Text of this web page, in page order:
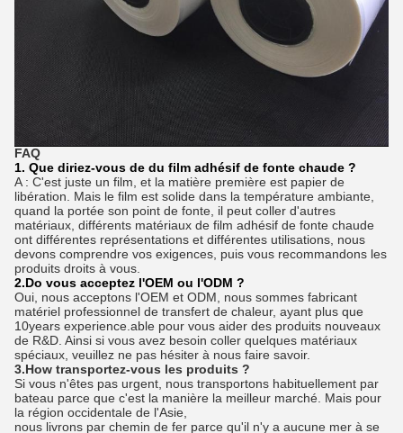
FAQ
1. Que diriez-vous de du film adhésif de fonte chaude ?
A : C'est juste un film, et la matière première est papier de
libération. Mais le film est solide dans la température ambiante,
quand la portée son point de fonte, il peut coller d'autres
matériaux, différents matériaux de film adhésif de fonte chaude
ont différentes représentations et différentes utilisations, nous
devons comprendre vos exigences, puis vous recommandons les
produits droits à vous.
2.Do vous acceptez l'OEM ou l'ODM ?
Oui, nous acceptons l'OEM et ODM, nous sommes fabricant
matériel professionnel de transfert de chaleur, ayant plus que
10years experience.able pour vous aider des produits nouveaux
de R&D. Ainsi si vous avez besoin coller quelques matériaux
spéciaux, veuillez ne pas hésiter à nous faire savoir.
3.How transportez-vous les produits ?
Si vous n'êtes pas urgent, nous transportons habituellement par
bateau parce que c'est la manière la meilleur marché. Mais pour
la région occidentale de l'Asie,
nous livrons par chemin de fer parce qu'il n'y a aucune mer à se